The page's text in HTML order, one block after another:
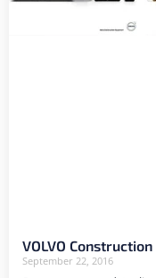
VOLVO
September 22, 2016